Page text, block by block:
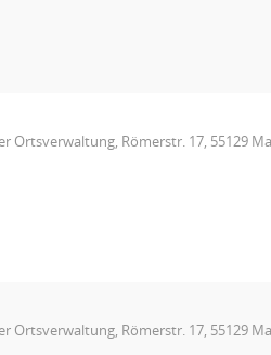
Ortsverwaltung, Römerstr. 17, 55129
Ortsverwaltung, Römerstr. 17, 55129